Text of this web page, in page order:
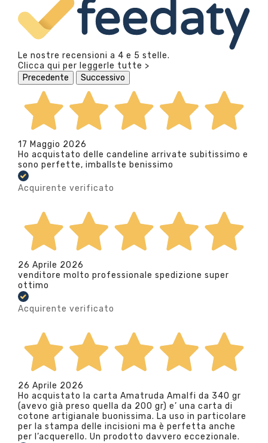
Le nostre recensioni a 4 e 5 stelle.
Clicca qui per leggerle tutte >
Precedente
Successivo
17 Maggio 2026
Ho acquistato delle candeline arrivate subitissimo e
sono perfette, imballste benissimo
Acquirente verificato
26 Aprile 2026
venditore molto professionale spedizione super
ottimo
Acquirente verificato
26 Aprile 2026
Ho acquistato la carta Amatruda Amalfi da 340 gr
(avevo già preso quella da 200 gr) e’ una carta di
cotone artigianale buonissima. La uso in particolare
per la stampa delle incisioni ma è perfetta anche
per l’acquerello. Un prodotto davvero eccezionale.